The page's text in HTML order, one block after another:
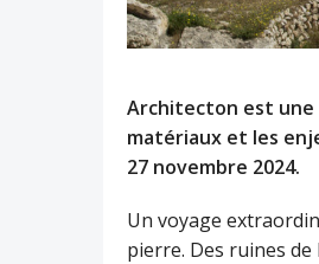
Architecton est une
matériaux et les
27 novembre 2024.
Un voyage
pierre. Des ruines